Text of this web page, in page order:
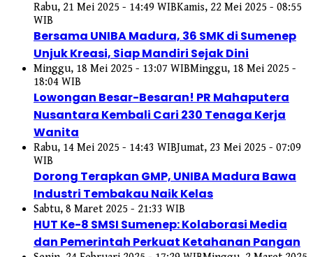
Rabu, 21 Mei 2025 - 14:49 WIBKamis, 22 Mei 2025 - 08:55
WIB
Bersama UNIBA Madura, 36 SMK di Sumenep
Unjuk Kreasi, Siap Mandiri Sejak Dini
Minggu, 18 Mei 2025 - 13:07 WIBMinggu, 18 Mei 2025 -
18:04 WIB
Lowongan Besar-Besaran! PR Mahaputera
Nusantara Kembali Cari 230 Tenaga Kerja
Wanita
Rabu, 14 Mei 2025 - 14:43 WIBJumat, 23 Mei 2025 - 07:09
WIB
Dorong Terapkan GMP, UNIBA Madura Bawa
Industri Tembakau Naik Kelas
Sabtu, 8 Maret 2025 - 21:33 WIB
HUT Ke-8 SMSI Sumenep: Kolaborasi Media
dan Pemerintah Perkuat Ketahanan Pangan